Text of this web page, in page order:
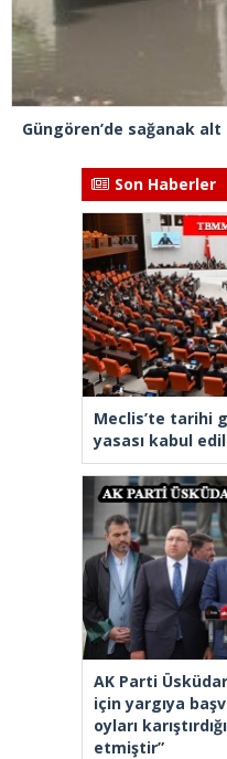
Son Haberler
Meclis’te tarihi
yasası kabul
AK Parti
için yargıya
oyları
etmiştir”